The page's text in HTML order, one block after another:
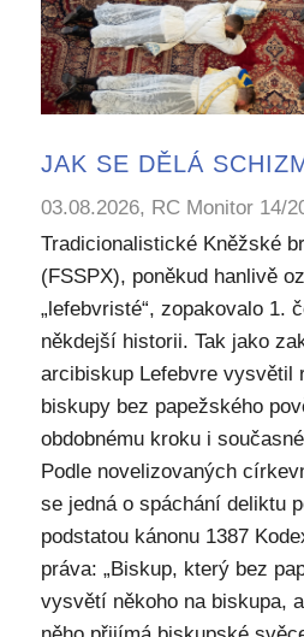
JAK SE DĚLÁ
03.08.2026, RC Monitor 14/
Tradicionalistické Kněžské
(FSSPX), poněkud hanlivě
„lefebvristé“, zopakovalo 1.
někdejší historii. Tak jako
arcibiskup Lefebvre vysvětil
biskupy bez papežského
obdobnému kroku i
Podle novelizovaných
se jedná o spáchání deliktu
podstatou kánonu 1387
práva: „Biskup, který bez
vysvětí někoho na biskupa,